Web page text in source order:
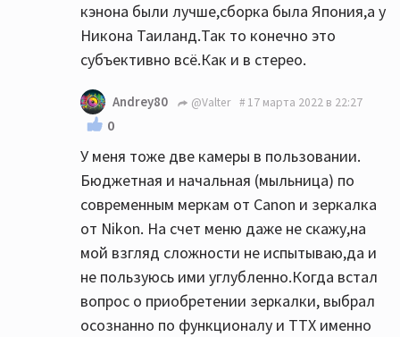
кэнона были лучше,сборка была Япония,а у
Никона Таиланд.Так то конечно это
субъективно всё.Как и в стерео.
Andrey80 @Valter 17 марта 2022 в 22:27
0
У меня тоже две камеры в пользовании.
Бюджетная и начальная (мыльница) по
современным меркам от Canon и зеркалка
от Nikon. На счет меню даже не скажу,на
мой взгляд сложности не испытываю,да и
не пользуюсь ими углубленно.Когда встал
вопрос о приобретении зеркалки, выбрал
осознанно по функционалу и ТТХ именно